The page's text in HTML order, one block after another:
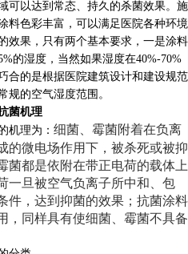
可以达到常态、持久的杀菌效果。施
料色彩丰富，可以满足医院各种环境
效果，只有两个基本要求，一是涂料
的湿度，当然如果湿度在40%-70%
合的是根据医院建筑设计和建设规范
规的空气湿度范围。
菌机理
机理为： 细菌、霉菌附着在负离
的微电场作用下，被杀死或被抑
菌都是依附在带正电荷的载体上
一旦被空气负离子所中和、包
件，达到抑菌的效果；抗菌涂料
，同样具有使细菌、霉菌不具备